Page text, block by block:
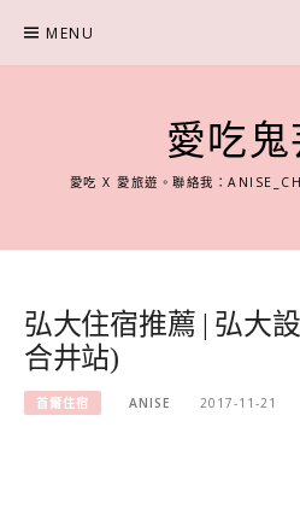
content
MENU
愛吃鬼
愛吃 X 愛旅遊。聯絡我：
弘大住宿推薦 | 弘大
合井站)
首爾住宿 ANISE 2017-11-21